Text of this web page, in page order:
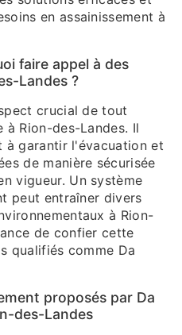
en assainissement à
faire appel à des
Landes ?
crucial de tout
Rion-des-Landes. Il
à garantir l'évacuation et
de manière sécurisée
vigueur. Un système
peut entraîner divers
à Rion-
de confier cette
qualifiés comme Da
proposés par Da
des-Landes